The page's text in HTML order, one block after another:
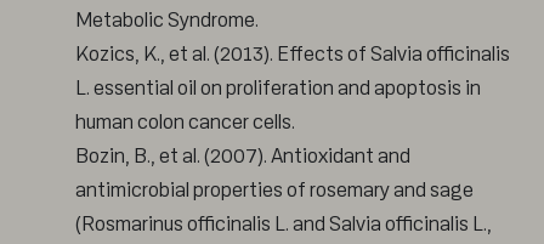
Metabolic Syndrome.
Kozics, K., et al. (2013). Effects of Salvia officinalis
L. essential oil on proliferation and apoptosis in
human colon cancer cells.
Bozin, B., et al. (2007). Antioxidant and
antimicrobial properties of rosemary and sage
(Rosmarinus officinalis L. and Salvia officinalis L.,